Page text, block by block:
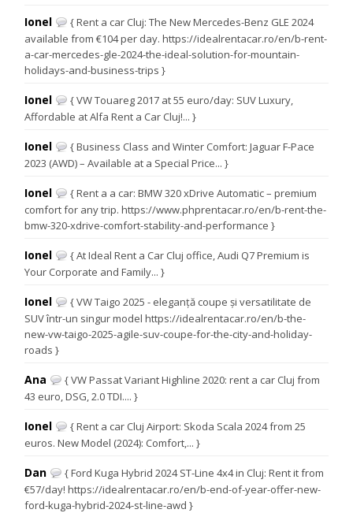
Ionel
{ Rent a car Cluj: The New Mercedes-Benz GLE 2024
available from €104 per day. https://idealrentacar.ro/en/b-rent-
a-car-mercedes-gle-2024-the-ideal-solution-for-mountain-
holidays-and-business-trips }
Ionel
{ VW Touareg 2017 at 55 euro/day: SUV Luxury,
Affordable at Alfa Rent a Car Cluj!... }
Ionel
{ Business Class and Winter Comfort: Jaguar F-Pace
2023 (AWD) – Available at a Special Price... }
Ionel
{ Rent a a car: BMW 320 xDrive Automatic – premium
comfort for any trip. https://www.phprentacar.ro/en/b-rent-the-
bmw-320-xdrive-comfort-stability-and-performance }
Ionel
{ At Ideal Rent a Car Cluj office, Audi Q7 Premium is
Your Corporate and Family... }
Ionel
{ VW Taigo 2025 - eleganță coupe și versatilitate de
SUV într-un singur model https://idealrentacar.ro/en/b-the-
new-vw-taigo-2025-agile-suv-coupe-for-the-city-and-holiday-
roads }
Ana
{ VW Passat Variant Highline 2020: rent a car Cluj from
43 euro, DSG, 2.0 TDI.... }
Ionel
{ Rent a car Cluj Airport: Skoda Scala 2024 from 25
euros. New Model (2024): Comfort,... }
Dan
{ Ford Kuga Hybrid 2024 ST-Line 4x4 in Cluj: Rent it from
€57/day! https://idealrentacar.ro/en/b-end-of-year-offer-new-
ford-kuga-hybrid-2024-st-line-awd }